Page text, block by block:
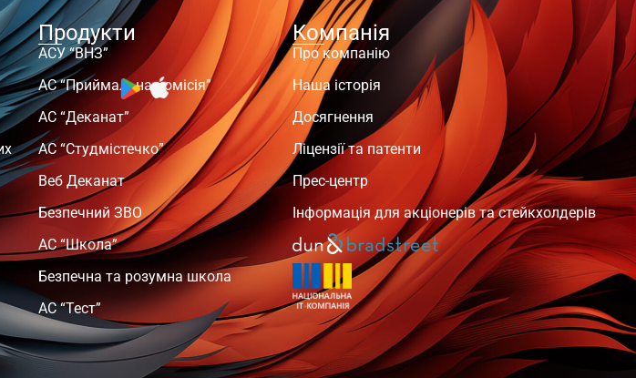
Продукти
АСУ “ВНЗ”
АС “Приймальна комісія”
АС “Деканат”
АС “Студмістечко”
Веб Деканат
Безпечний ЗВО
АС “Школа”
Безпечна та розумна школа
АС “Тест”
Компанія
Про компанію
Наша історія
Досягнення
Ліцензії та патенти
Прес-центр
Інформація для акціонерів та стейкхолдерів